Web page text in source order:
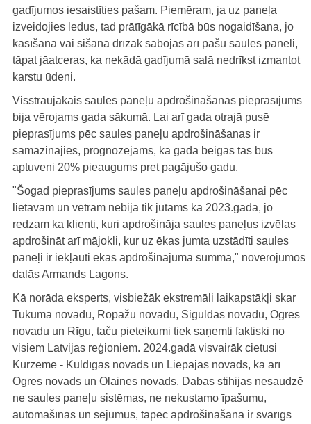
gadījumos iesaistīties pašam. Piemēram, ja uz paneļa
izveidojies ledus, tad prātīgākā rīcībā būs nogaidīšana, jo
kasīšana vai sišana drīzāk sabojās arī pašu saules paneli,
tāpat jāatceras, ka nekādā gadījumā salā nedrīkst izmantot
karstu ūdeni.
Visstraujākais saules paneļu apdrošināšanas pieprasījums
bija vērojams gada sākumā. Lai arī gada otrajā pusē
pieprasījums pēc saules paneļu apdrošināšanas ir
samazinājies, prognozējams, ka gada beigās tas būs
aptuveni 20% pieaugums pret pagājušo gadu.
"Šogad pieprasījums saules paneļu apdrošināšanai pēc
lietavām un vētrām nebija tik jūtams kā 2023.gadā, jo
redzam ka klienti, kuri apdrošināja saules paneļus izvēlas
apdrošināt arī mājokli, kur uz ēkas jumta uzstādīti saules
paneļi ir iekļauti ēkas apdrošinājuma summā," novērojumos
dalās Armands Lagons.
Kā norāda eksperts, visbiežāk ekstremāli laikapstākļi skar
Tukuma novadu, Ropažu novadu, Siguldas novadu, Ogres
novadu un Rīgu, taču pieteikumi tiek saņemti faktiski no
visiem Latvijas reģioniem. 2024.gadā visvairāk cietusi
Kurzeme - Kuldīgas novads un Liepājas novads, kā arī
Ogres novads un Olaines novads. Dabas stihijas nesaudzē
ne saules paneļu sistēmas, ne nekustamo īpašumu,
automašīnas un sējumus, tāpēc apdrošināšana ir svarīgs